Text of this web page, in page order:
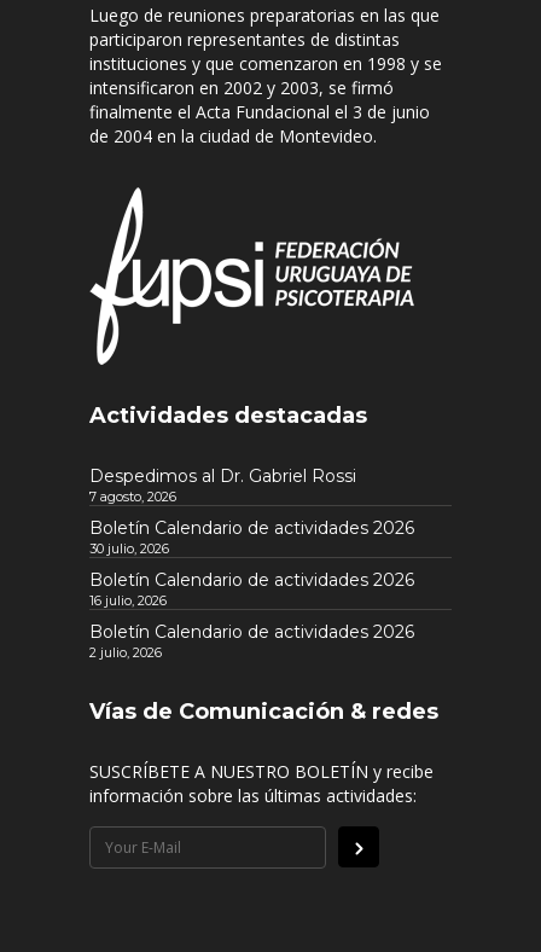
Luego de reuniones preparatorias en las que
participaron representantes de distintas
instituciones y que comenzaron en 1998 y se
intensificaron en 2002 y 2003, se firmó
finalmente el Acta Fundacional el 3 de junio
de 2004 en la ciudad de Montevideo.
Actividades destacadas
Despedimos al Dr. Gabriel Rossi
7 agosto, 2026
Boletín Calendario de actividades 2026
30 julio, 2026
Boletín Calendario de actividades 2026
16 julio, 2026
Boletín Calendario de actividades 2026
2 julio, 2026
Vías de Comunicación & redes
SUSCRÍBETE A NUESTRO BOLETÍN y recibe
información sobre las últimas actividades: